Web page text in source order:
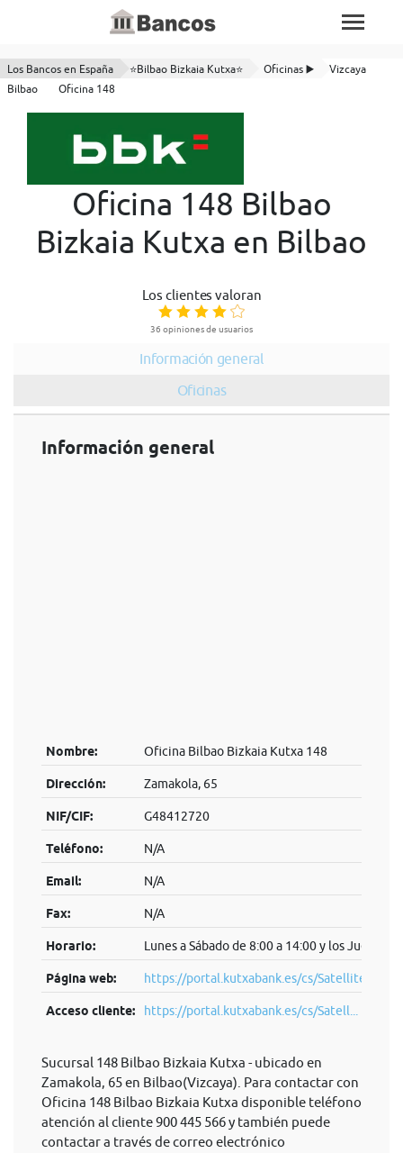
Los Bancos en España ⭐Bilbao Bizkaia Kutxa⭐ Oficinas ▶️
Vizcaya
Bilbao
Oficina 148
Oficina 148 Bilbao
Bizkaia Kutxa en Bilbao
Los clientes valoran
36 opiniones de usuarios
Información general
Oficinas
Información general
Nombre: Oficina Bilbao Bizkaia Kutxa 148
Dirección: Zamakola, 65
NIF/CIF: G48412720
Teléfono: N/A
Email: N/A
Fax: N/A
Horario: Lunes a Sábado de 8:00 a 14:00 y los Jueves
Página web: https://portal.kutxabank.es/cs/Satellite/
Acceso cliente: https://portal.kutxabank.es/cs/Satell...
Sucursal 148 Bilbao Bizkaia Kutxa - ubicado en
Zamakola, 65 en Bilbao(Vizcaya). Para contactar con
Oficina 148 Bilbao Bizkaia Kutxa disponible teléfono
atención al cliente 900 445 566 y también puede
contactar a través de correo electrónico